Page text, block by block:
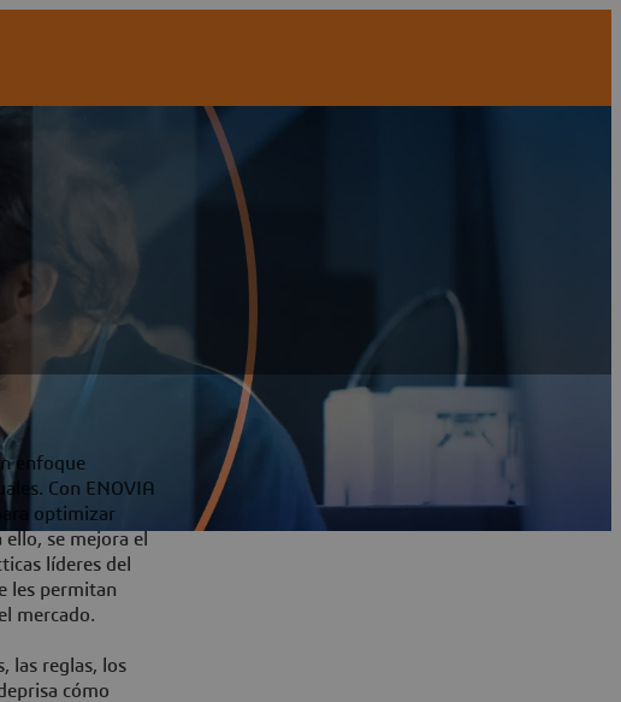
enfoque
Con ENOVIA
optimizar
se mejora el
líderes del
les permitan
mercado.
las reglas, los
cómo